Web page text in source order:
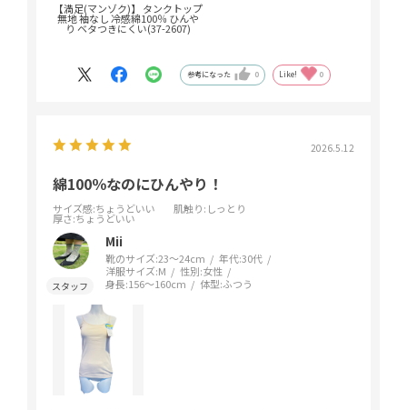
【満足(マンゾク)】 タンクトップ
無地 袖なし 冷感綿100％ ひんや
り ベタつきにくい(37-2607)
参考になった 0 Like! 0
2026.5.12
綿100％なのにひんやり！
サイズ感:ちょうどいい 肌触り:しっとり
厚さ:ちょうどいい
Mii
靴のサイズ:23～24cm 年代:30代
洋服サイズ:M 性別:女性
身長:156～160cm 体型:ふつう